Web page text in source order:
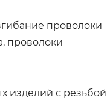
проволоки
проволоки
изделий с резьбой